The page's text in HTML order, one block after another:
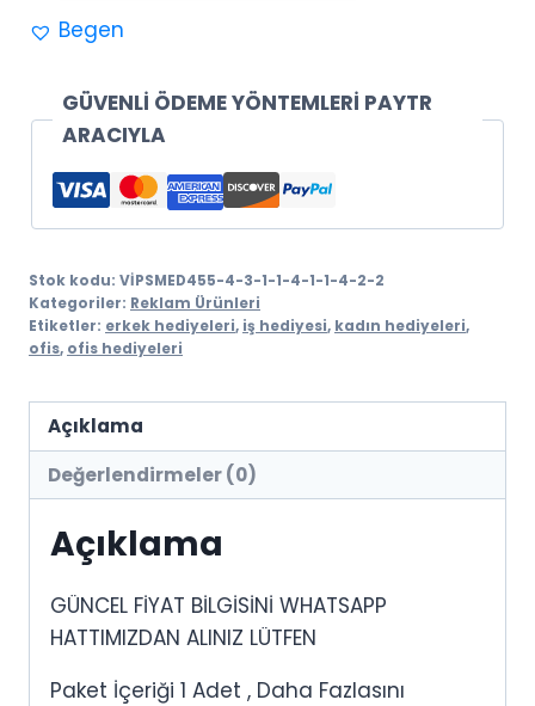
adetBegen
GÜVENLİ ÖDEME YÖNTEMLERİ PAYTR
ARACIYLA
Stok kodu: VİPSMED455-4-3-1-1-4-1-1-4-2-2
Kategoriler: Reklam Ürünleri
Etiketler: erkek hediyeleri, iş hediyesi, kadın hediyeleri,
ofis, ofis hediyeleri
Açıklama
Değerlendirmeler (0)
Açıklama
GÜNCEL FİYAT BİLGİSİNİ WHATSAPP
HATTIMIZDAN ALINIZ LÜTFEN
Paket İçeriği 1 Adet , Daha Fazlasını